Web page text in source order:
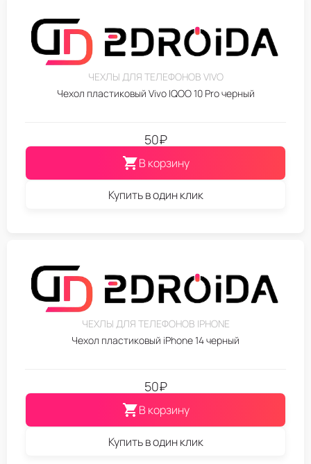
ЧЕХЛЫ ДЛЯ ТЕЛЕФОНОВ VIVO
Чехол пластиковый Vivo IQOO 10 Pro черный
50₽
В корзину
Купить в один клик
ЧЕХЛЫ ДЛЯ ТЕЛЕФОНОВ IPHONE
Чехол пластиковый iPhone 14 черный
50₽
В корзину
Купить в один клик